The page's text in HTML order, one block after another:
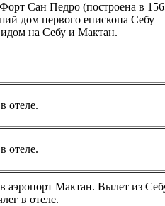
Сан Педро (построена в
дом первого епископа Себу –
на Себу и Мактан.
отеле.
отеле.
аэропорт Мактан. Вылет из
в отеле.